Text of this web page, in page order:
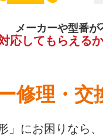
メーカーや型番が
応してもらえる
修理・交
にお困りなら